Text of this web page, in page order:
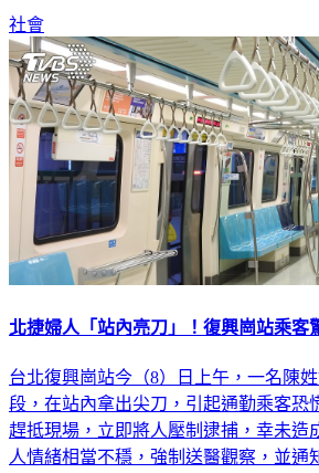
社會
北捷婦人「站內亮刀」！復興崗站乘客
台北復興崗站今（8）日上午，一名陳
段，在站內拿出尖刀，引起通勤乘客恐
趕抵現場，立即將人壓制逮捕，幸未造
人情緒相當不穩，強制送醫觀察，並通